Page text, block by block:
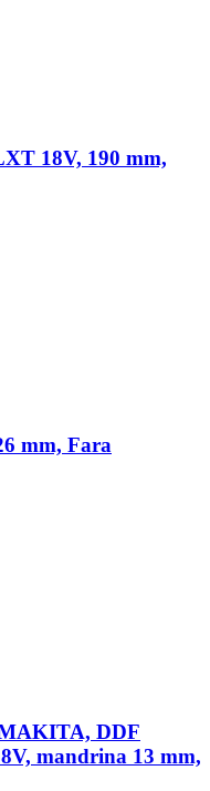
18V, 190 mm,
mm, Fara
DDF
mandrina 13 mm,